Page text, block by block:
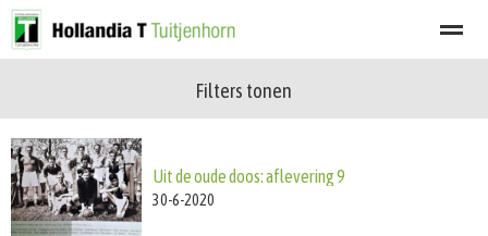
Afgelastingen
Home Zoeken Nieuws
Filters tonen
Uit de oude doos: aflevering 9
30-6-2020